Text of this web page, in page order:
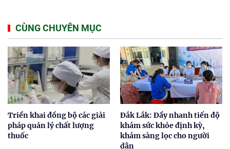
CÙNG CHUYÊN MỤC
Triển khai đồng bộ các giải
pháp quản lý chất lượng
thuốc
Đắk Lắk: Đẩy nhanh tiến độ
khám sức khỏe định kỳ,
khám sàng lọc cho người
dân